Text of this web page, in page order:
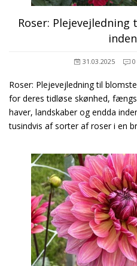
Roser:
31.03.2025 0
Roser: Plejevejledning til
for deres tidløse skønhed,
haver, landskaber og endda
tusindvis af sorter af roser i en